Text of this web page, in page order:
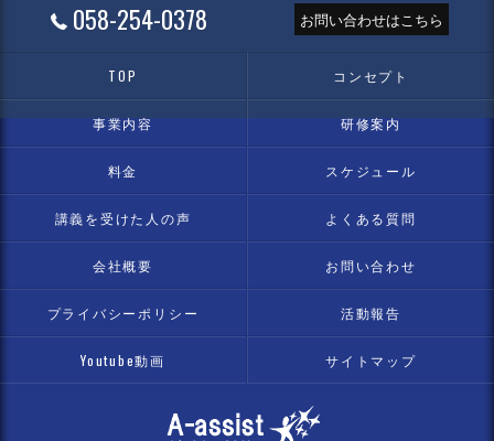
058-254-0378 お問い合わせはこちら
TOP コンセプト
事業内容 研修案内
料金 スケジュール
講義を受けた人の声 よくある質問
会社概要 お問い合わせ
プライバシーポリシー 活動報告
Youtube動画 サイトマップ